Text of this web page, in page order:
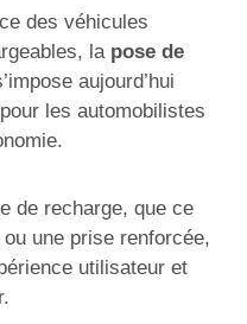
des véhicules
la pose de
aujourd’hui
les automobilistes
de recharge, que ce
une prise renforcée,
utilisateur et